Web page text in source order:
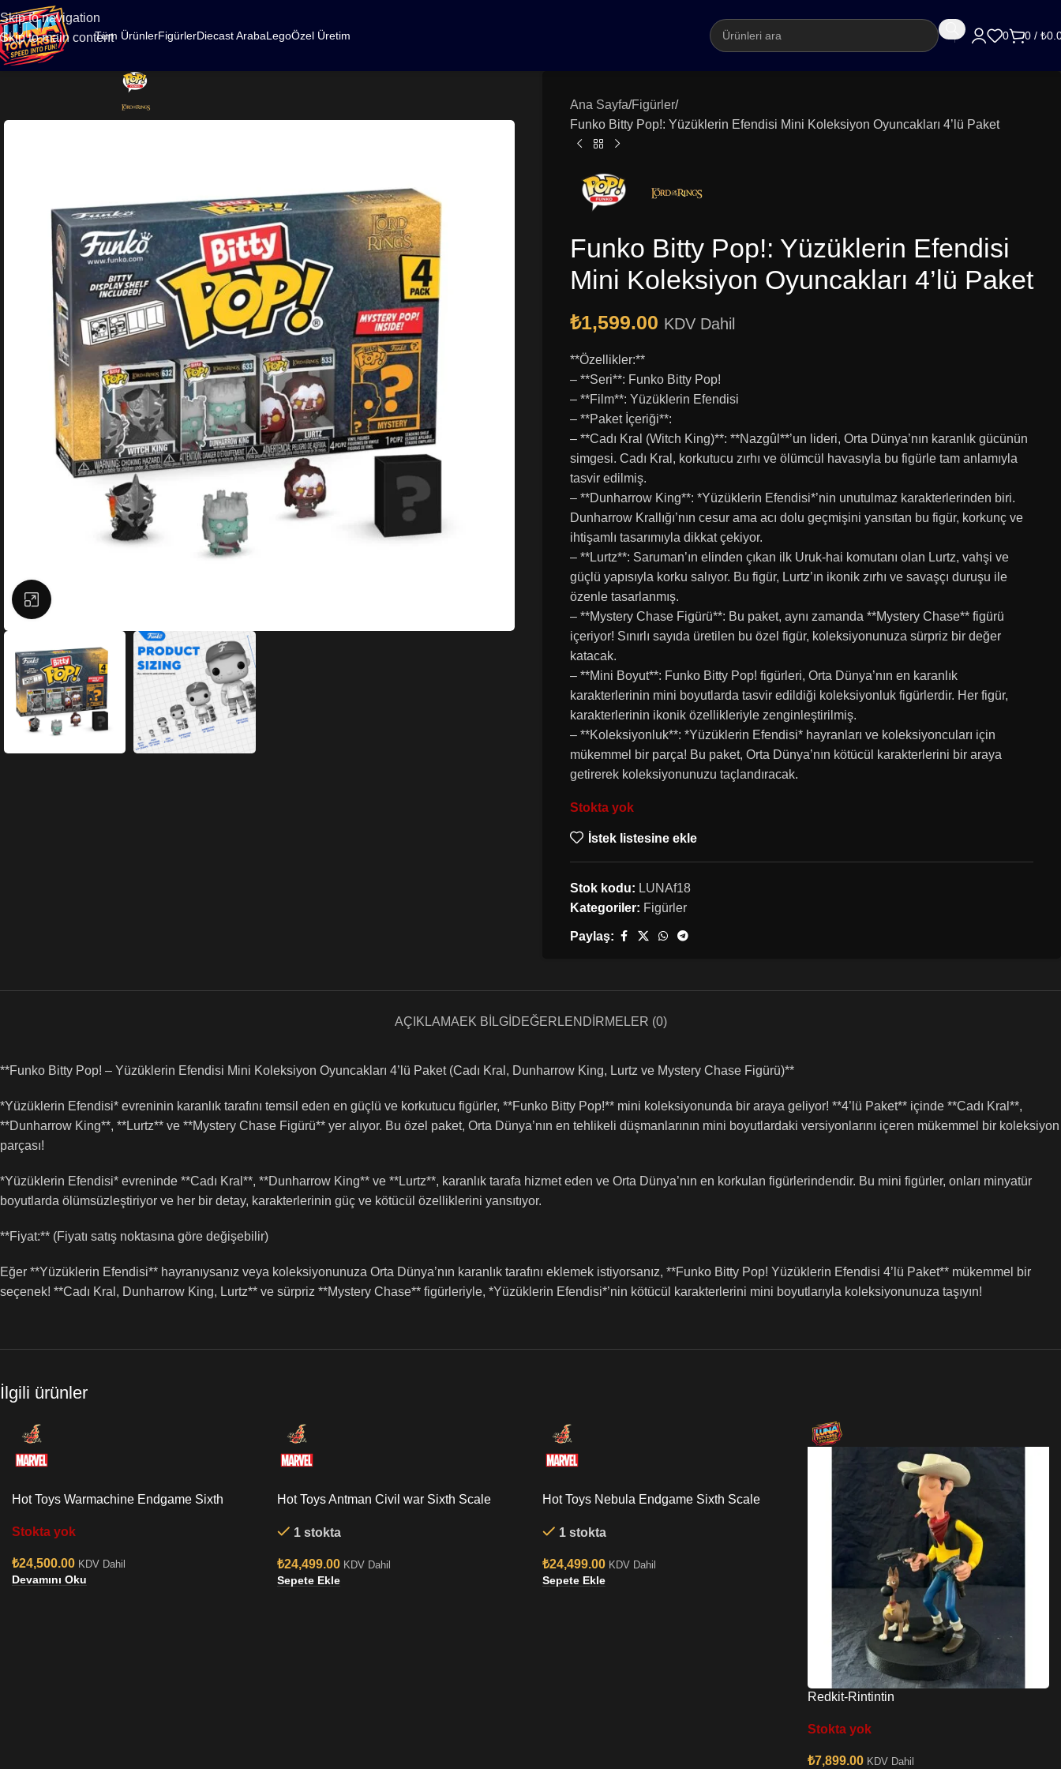
Skip to navigation
Skip to main contentTüm ÜrünlerFigürlerDiecast ArabaLegoÖzel Üretim 0 0 / ₺
Ana Sayfa Figürler
Funko Bitty Pop!: Yüzüklerin Efendisi Mini Koleksiyon Oyuncakları 4’lü Paket
Funko Bitty Pop!: Yüzüklerin Efendisi
Mini Koleksiyon Oyuncakları 4’lü Paket
₺1,599.00 KDV Dahil
**Özellikler:**
– **Seri**: Funko Bitty Pop!
– **Film**: Yüzüklerin Efendisi
– **Paket İçeriği**:
– **Cadı Kral (Witch King)**: **Nazgûl**’un lideri, Orta Dünya’nın karanlık gücünün
simgesi. Cadı Kral, korkutucu zırhı ve ölümcül havasıyla bu figürle tam anlamıyla
tasvir edilmiş.
– **Dunharrow King**: *Yüzüklerin Efendisi*’nin unutulmaz karakterlerinden biri.
Dunharrow Krallığı’nın cesur ama acı dolu geçmişini yansıtan bu figür, korkunç ve
ihtişamlı tasarımıyla dikkat çekiyor.
– **Lurtz**: Saruman’ın elinden çıkan ilk Uruk-hai komutanı olan Lurtz, vahşi ve
güçlü yapısıyla korku salıyor. Bu figür, Lurtz’ın ikonik zırhı ve savaşçı duruşu ile
özenle tasarlanmış.
– **Mystery Chase Figürü**: Bu paket, aynı zamanda **Mystery Chase** figürü
içeriyor! Sınırlı sayıda üretilen bu özel figür, koleksiyonunuza sürpriz bir değer
katacak.
– **Mini Boyut**: Funko Bitty Pop! figürleri, Orta Dünya’nın en karanlık
karakterlerinin mini boyutlarda tasvir edildiği koleksiyonluk figürlerdir. Her figür,
karakterlerinin ikonik özellikleriyle zenginleştirilmiş.
– **Koleksiyonluk**: *Yüzüklerin Efendisi* hayranları ve koleksiyoncuları için
mükemmel bir parça! Bu paket, Orta Dünya’nın kötücül karakterlerini bir araya
getirerek koleksiyonunuzu taçlandıracak.
Stokta yok
İstek listesine ekle
Stok kodu: LUNAf18
Kategoriler: Figürler
Paylaş:
AÇIKLAMAEK BILGI DEĞERLENDIRMELER (0)
**Funko Bitty Pop! – Yüzüklerin Efendisi Mini Koleksiyon Oyuncakları 4’lü Paket (Cadı Kral, Dunharrow King, Lurtz ve Mystery Chase Figürü)**
*Yüzüklerin Efendisi* evreninin karanlık tarafını temsil eden en güçlü ve korkutucu figürler, **Funko Bitty Pop!** mini koleksiyonunda bir araya geliyor! **4’lü Paket** içinde **Cadı Kral**,
**Dunharrow King**, **Lurtz** ve **Mystery Chase Figürü** yer alıyor. Bu özel paket, Orta Dünya’nın en tehlikeli düşmanlarının mini boyutlardaki versiyonlarını içeren mükemmel bir koleksiyon
parçası!
*Yüzüklerin Efendisi* evreninde **Cadı Kral**, **Dunharrow King** ve **Lurtz**, karanlık tarafa hizmet eden ve Orta Dünya’nın en korkulan figürlerindendir. Bu mini figürler, onları minyatür
boyutlarda ölümsüzleştiriyor ve her bir detay, karakterlerinin güç ve kötücül özelliklerini yansıtıyor.
**Fiyat:** (Fiyatı satış noktasına göre değişebilir)
Eğer **Yüzüklerin Efendisi** hayranıysanız veya koleksiyonunuza Orta Dünya’nın karanlık tarafını eklemek istiyorsanız, **Funko Bitty Pop! Yüzüklerin Efendisi 4’lü Paket** mükemmel bir
seçenek! **Cadı Kral, Dunharrow King, Lurtz** ve sürpriz **Mystery Chase** figürleriyle, *Yüzüklerin Efendisi*’nin kötücül karakterlerini mini boyutlarıyla koleksiyonunuza taşıyın!
İlgili ürünler
Hot Toys Warmachine Endgame Sixth
Stokta yok
₺24,500.00 KDV Dahil
Devamını Oku
Hot Toys Antman Civil war Sixth Scale
1 stokta
₺24,499.00 KDV Dahil
Sepete Ekle
Hot Toys Nebula Endgame Sixth Scale
1 stokta
₺24,499.00 KDV Dahil
Sepete Ekle
Redkit-Rintintin
Stokta yok
₺7,899.00 KDV Dahil